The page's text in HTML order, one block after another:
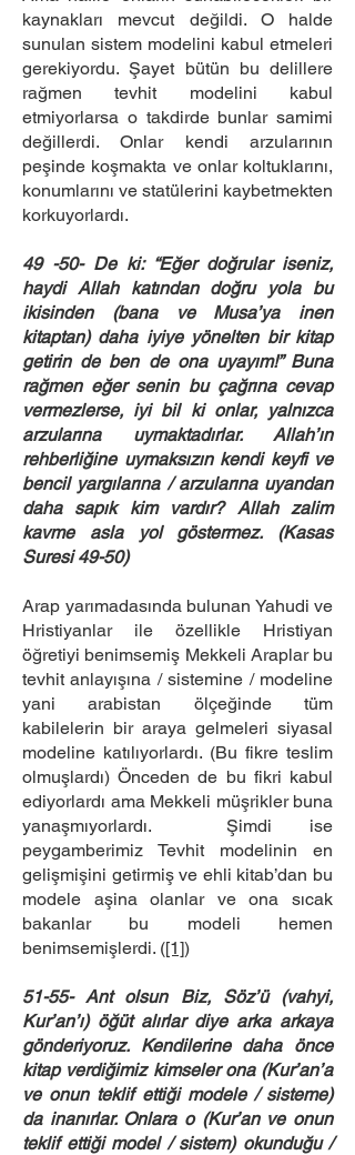
kaynakları mevcut değildi. O halde
sunulan sistem modelini kabul etmeleri
gerekiyordu. Şayet bütün bu delillere
rağmen tevhit modelini kabul
etmiyorlarsa o takdirde bunlar samimi
değillerdi. Onlar kendi arzularının
peşinde koşmakta ve onlar koltuklarını,
konumlarını ve statülerini kaybetmekten
korkuyorlardı.
49 -50- De ki: “Eğer doğrular iseniz,
haydi Allah katından doğru yola bu
ikisinden (bana ve Musa’ya inen
kitaptan) daha iyiye yönelten bir kitap
getirin de ben de ona uyayım!” Buna
rağmen eğer senin bu çağrına cevap
vermezlerse, iyi bil ki onlar, yalnızca
arzularına uymaktadırlar. Allah’ın
rehberliğine uymaksızın kendi keyfi ve
bencil yargılarına / arzularına uyandan
daha sapık kim vardır? Allah zalim
kavme asla yol göstermez. (Kasas
Suresi 49-50)
Arap yarımadasında bulunan Yahudi ve
Hristiyanlar ile özellikle Hristiyan
öğretiyi benimsemiş Mekkeli Araplar bu
tevhit anlayışına / sistemine / modeline
yani arabistan ölçeğinde tüm
kabilelerin bir araya gelmeleri siyasal
modeline katılıyorlardı. (Bu fikre teslim
olmuşlardı) Önceden de bu fikri kabul
ediyorlardı ama Mekkeli müşrikler buna
yanaşmıyorlardı. Şimdi ise
peygamberimiz Tevhit modelinin en
gelişmişini getirmiş ve ehli kitab’dan bu
modele aşina olanlar ve ona sıcak
bakanlar bu modeli hemen
benimsemişlerdi. ([1])
51-55- Ant olsun Biz, Söz’ü (vahyi,
Kur’an’ı) öğüt alırlar diye arka arkaya
gönderiyoruz. Kendilerine daha önce
kitap verdiğimiz kimseler ona (Kur’an’a
ve onun teklif ettiği modele / sisteme)
da inanırlar. Onlara o (Kur’an ve onun
teklif ettiği model / sistem) okunduğu /